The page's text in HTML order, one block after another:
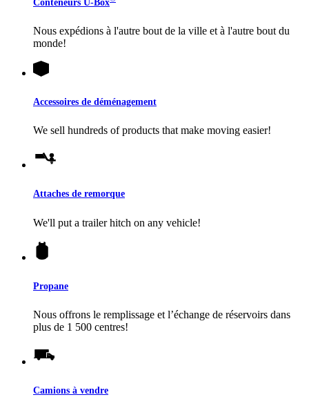
Conteneurs U-Box
Nous expédions à l'autre bout de la ville et à l'autre bout du
monde!
Accessoires de déménagement
We sell hundreds of products that make moving easier!
Attaches de remorque
We'll put a trailer hitch on any vehicle!
Propane
Nous offrons le remplissage et l’échange de réservoirs dans
plus de 1 500 centres!
Camions à vendre